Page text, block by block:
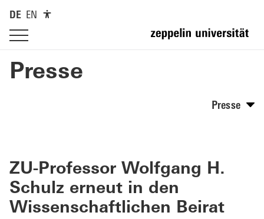
DE EN
Presse
Presse
ZU-Professor Wolfgang H.
Schulz erneut in den
Wissenschaftlichen Beirat